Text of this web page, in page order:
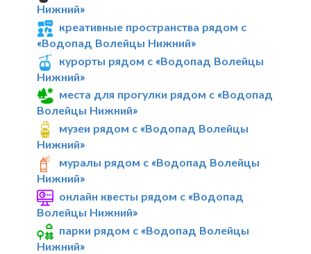
Нижний»
креативные пространства рядом с
«Водопад Волейцы Нижний»
курорты рядом с «Водопад Волейцы
Нижний»
места для прогулки рядом с «Водопад
Волейцы Нижний»
музеи рядом с «Водопад Волейцы
Нижний»
муралы рядом с «Водопад Волейцы
Нижний»
онлайн квесты рядом с «Водопад
Волейцы Нижний»
парки рядом с «Водопад Волейцы
Нижний»